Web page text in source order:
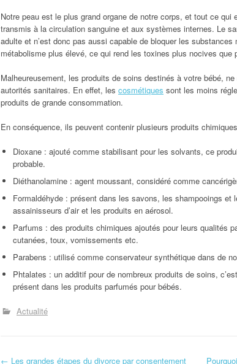
Notre peau est le plus grand organe de notre corps, et tout ce
transmis à la circulation sanguine et aux systèmes internes. Le
adulte et n’est donc pas aussi capable de bloquer les
métabolisme plus élevé, ce qui rend les toxines plus nocives que
Malheureusement, les produits de soins destinés à votre bébé,
autorités sanitaires. En effet, les cosmétiques sont les moins
produits de grande consommation.
En conséquence, ils peuvent contenir plusieurs produits
Dioxane : ajouté comme stabilisant pour les solvants, ce
probable.
Diéthanolamine : agent moussant, considéré comme
Formaldéhyde : présent dans les savons, les shampooings et
assainisseurs d’air et les produits en aérosol.
Parfums : des produits chimiques ajoutés pour leurs qualités
cutanées, toux, vomissements etc.
Parabens : utilisé comme conservateur synthétique dans de
Phtalates : un additif pour de nombreux produits de soins,
présent dans les produits parfumés pour bébés.
Actualité
← Les grandes étapes du divorce par consentement